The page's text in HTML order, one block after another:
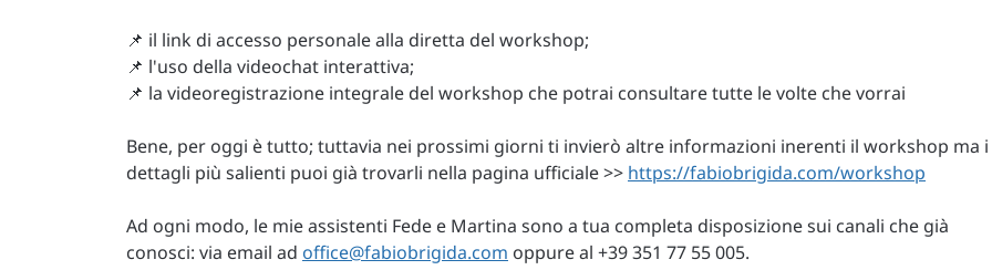
📌 il link di accesso personale alla diretta del workshop;
📌 l'uso della videochat interattiva;
📌 la videoregistrazione integrale del workshop che potrai consultare tutte le volte che vorrai
Bene, per oggi è tutto; tuttavia nei prossimi giorni ti invierò altre informazioni inerenti il workshop ma i
dettagli più salienti puoi già trovarli nella pagina ufficiale >> https://fabiobrigida.com/workshop
Ad ogni modo, le mie assistenti Fede e Martina sono a tua completa disposizione sui canali che già
conosci: via email ad office@fabiobrigida.com oppure al +39 351 77 55 005.